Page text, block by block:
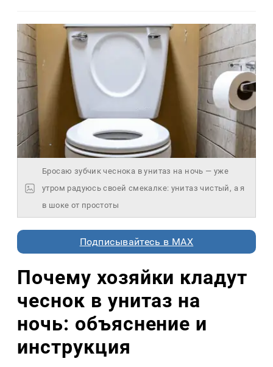
Бросаю зубчик чеснока в унитаз на ночь — уже
утром радуюсь своей смекалке: унитаз чистый, а я
в шоке от простоты
Подписывайтесь в MAX
Почему хозяйки кладут
чеснок в унитаз на
ночь: объяснение и
инструкция